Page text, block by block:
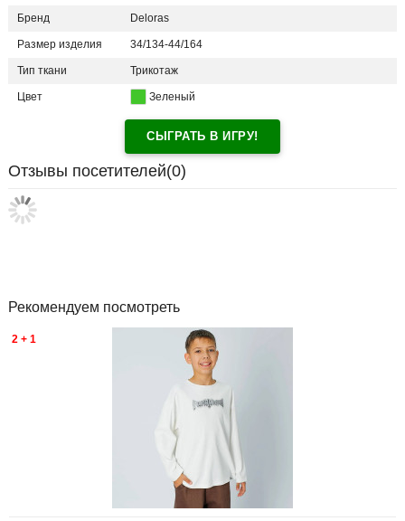
Бренд Deloras
Размер изделия 34/134-44/164
Тип ткани Трикотаж
Цвет Зеленый
СЫГРАТЬ В ИГРУ!
Отзывы посетителей(0)
Рекомендуем посмотреть
2 + 1